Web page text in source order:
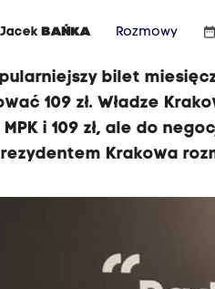
JacekBAŃKA Rozmowy date_range
bilet
109 zł. Władze
i 109 zł, ale do
Krakowa